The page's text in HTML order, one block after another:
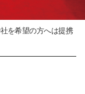
を希望の方へは提携